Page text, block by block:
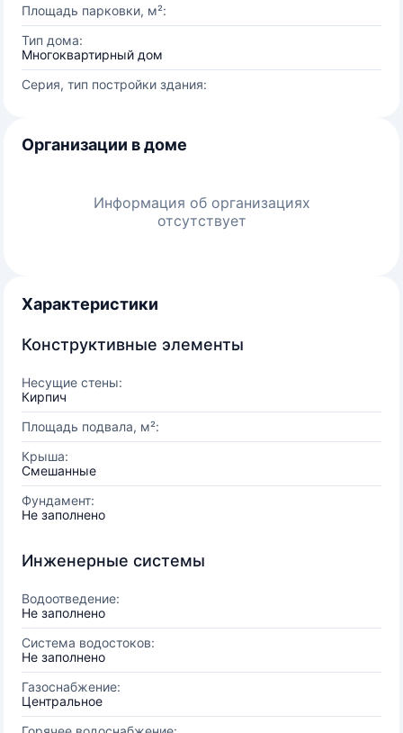
Площадь парковки, м²:
Тип дома:
Многоквартирный дом
Серия, тип постройки здания:
Организации в доме
Информация об организациях
отсутствует
Характеристики
Конструктивные элементы
Несущие стены:
Кирпич
Площадь подвала, м²:
Крыша:
Смешанные
Фундамент:
Не заполнено
Инженерные системы
Водоотведение:
Не заполнено
Система водостоков:
Не заполнено
Газоснабжение:
Центральное